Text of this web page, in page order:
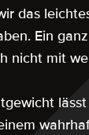
das
Ein
nicht mit